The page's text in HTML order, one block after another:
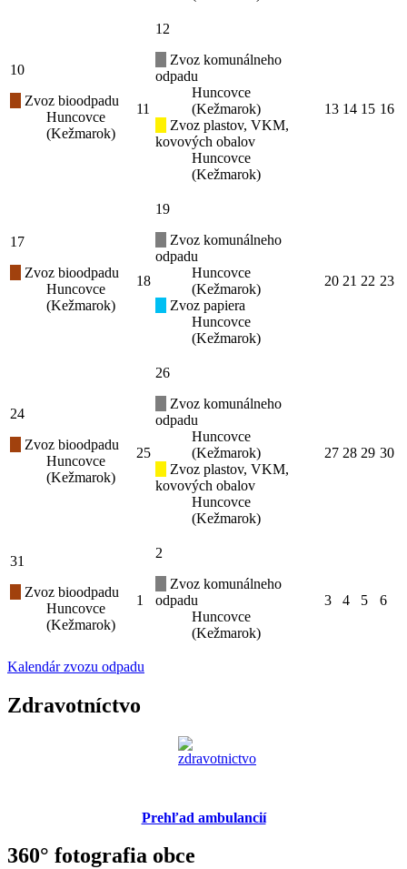
10
Zvoz bioodpadu
Huncovce
(Kežmarok)
11
12
Zvoz komunálneho
odpadu
Huncovce
(Kežmarok)
Zvoz plastov, VKM,
kovových obalov
Huncovce
(Kežmarok)
13 14 15 16
17
Zvoz bioodpadu
Huncovce
(Kežmarok)
18
19
Zvoz komunálneho
odpadu
Huncovce
(Kežmarok)
Zvoz papiera
Huncovce
(Kežmarok)
20 21 22 23
24
Zvoz bioodpadu
Huncovce
(Kežmarok)
25
26
Zvoz komunálneho
odpadu
Huncovce
(Kežmarok)
Zvoz plastov, VKM,
kovových obalov
Huncovce
(Kežmarok)
27 28 29 30
31
Zvoz bioodpadu
Huncovce
(Kežmarok)
1
2
Zvoz komunálneho
odpadu
Huncovce
(Kežmarok)
3 4 5 6
Kalendár zvozu odpadu
Zdravotníctvo
Prehľad ambulancií
360° fotografia obce